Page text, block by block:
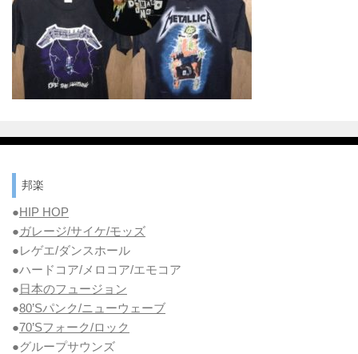
邦楽
●HIP HOP
●ガレージ/サイケ/モッズ
●レゲエ/ダンスホール
●ハードコア/メロコア/エモコア
●日本のフュージョン
●80’Sパンク/ニューウェーブ
●70’Sフォーク/ロック
●グループサウンズ